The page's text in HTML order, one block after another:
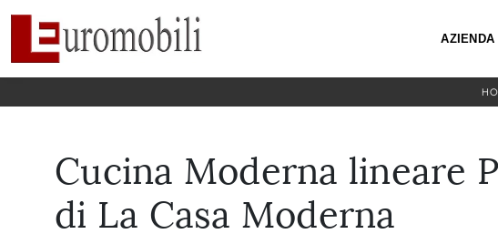
AZIENDA
Cucina Moderna lineare
di La Casa Moderna